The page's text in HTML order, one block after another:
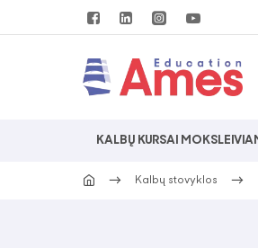
KALBŲ KURSAI
Kalbų stovyklos